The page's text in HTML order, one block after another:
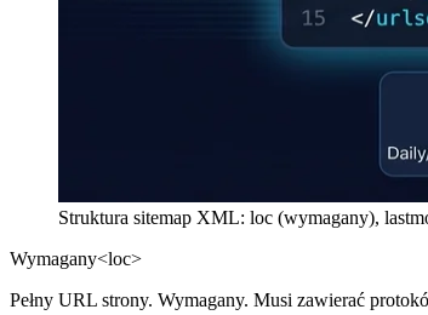
Struktura sitemap XML: loc (wymagany),
Wymagany<loc>
Pełny URL strony. Wymagany. Musi zawierać